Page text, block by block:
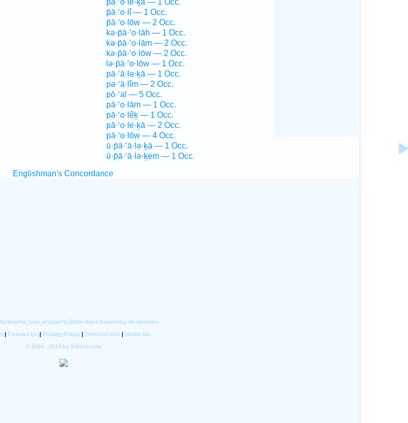
p̄ā·‘o·le·ḵā — 1 Occ.
p̄ā·‘o·lî — 1 Occ.
p̄ā·‘o·lōw — 2 Occ.
kə·p̄ā·‘o·lāh — 1 Occ.
kə·p̄ā·‘o·lām — 2 Occ.
kə·p̄ā·‘o·lōw — 2 Occ.
lə·p̄ā·‘o·lōw — 1 Occ.
pā·‘ā·lə·ḵā — 1 Occ.
pə·‘ā·lîm — 2 Occ.
pō·‘al — 5 Occ.
pā·‘o·lām — 1 Occ.
pā·‘o·lêḵ — 1 Occ.
pā·‘o·le·ḵā — 2 Occ.
pā·‘o·lōw — 4 Occ.
ū·p̄ā·‘ā·lə·ḵā — 1 Occ.
ū·p̄ā·‘ā·lə·ḵem — 1 Occ.
Englishman's Concordance